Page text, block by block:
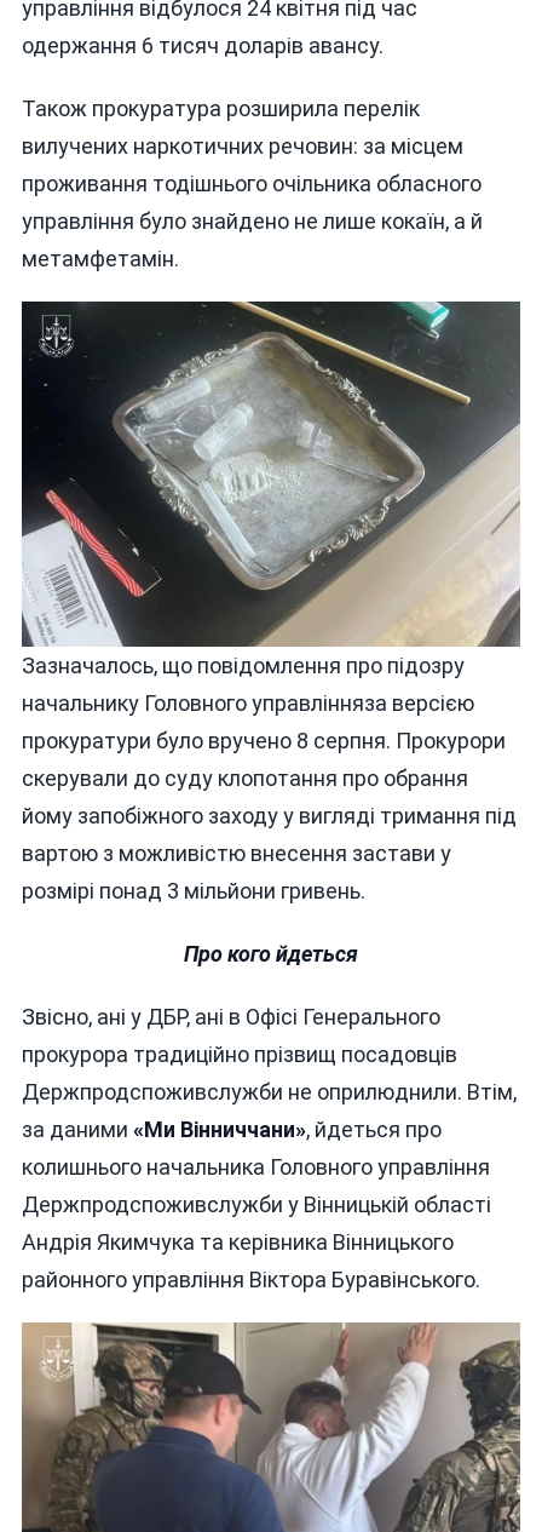
управління відбулося 24 квітня під час
одержання 6 тисяч доларів авансу.
Також прокуратура розширила перелік
вилучених наркотичних речовин: за місцем
проживання тодішнього очільника обласного
управління було знайдено не лише кокаїн, а й
метамфетамін.
Зазначалось, що повідомлення про підозру
начальнику Головного управлінняза версією
прокуратури було вручено 8 серпня. Прокурори
скерували до суду клопотання про обрання
йому запобіжного заходу у вигляді тримання під
вартою з можливістю внесення застави у
розмірі понад 3 мільйони гривень.
Про кого йдеться
Звісно, ані у ДБР, ані в Офісі Генерального
прокурора традиційно прізвищ посадовців
Держпродспоживслужби не оприлюднили. Втім,
за даними «Ми Вінниччани», йдеться про
колишнього начальника Головного управління
Держпродспоживслужби у Вінницькій області
Андрія Якимчука та керівника Вінницького
районного управління Віктора Буравінського.